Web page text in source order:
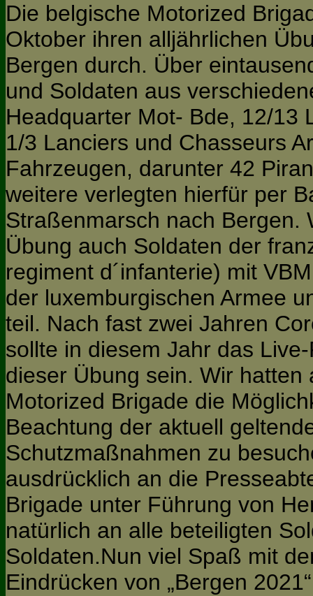
Die belgische Motorized
Oktober ihren alljährlichen
Bergen durch. Über
und Soldaten aus
Headquarter Mot- Bde, 12/13
1/3 Lanciers und Chasseurs
Fahrzeugen, darunter 42
weitere verlegten hierfür per
Straßenmarsch nach Bergen.
Übung auch Soldaten der
regiment d´infanterie) mit
der luxemburgischen Armee
teil. Nach fast zwei Jahren
sollte in diesem Jahr das
dieser Übung sein. Wir hatten
Motorized Brigade die
Beachtung der aktuell
Schutzmaßnahmen zu
ausdrücklich an die
Brigade unter Führung von
natürlich an alle beteiligten
Soldaten.Nun viel Spaß mit
Eindrücken von „Bergen 2021“